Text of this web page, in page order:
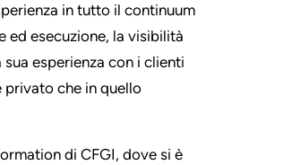
in tutto il continuum
ed esecuzione, la visibilità
esperienza con i clienti
privato che in quello
di CFGI, dove si è